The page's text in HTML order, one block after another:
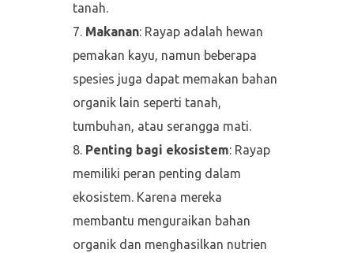
tanah.
Makanan: Rayap adalah hewan
pemakan kayu, namun beberapa
spesies juga dapat memakan bahan
organik lain seperti tanah,
tumbuhan, atau serangga mati.
Penting bagi ekosistem: Rayap
memiliki peran penting dalam
ekosistem. Karena mereka
membantu menguraikan bahan
organik dan menghasilkan nutrien